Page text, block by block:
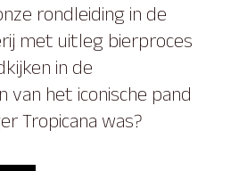
rondleiding in de
met uitleg bierproces
in de
van het iconische pand
Tropicana was?